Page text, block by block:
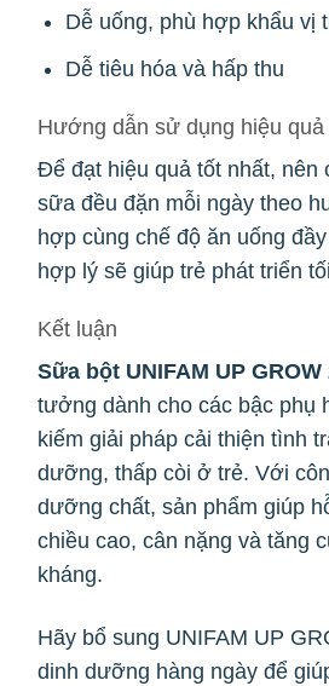
Dễ uống, phù hợp khẩu vị
Dễ tiêu hóa và hấp thu
Hướng dẫn sử dụng hiệu quả
Để đạt hiệu quả tốt nhất, nên
sữa đều đặn mỗi ngày theo
hợp cùng chế độ ăn uống
hợp lý sẽ giúp trẻ phát triển
Kết luận
Sữa bột UNIFAM UP GROW
tưởng dành cho các bậc phụ
kiếm giải pháp cải thiện tình
dưỡng, thấp còi ở trẻ. Với
dưỡng chất, sản phẩm giúp
chiều cao, cân nặng và tăng
kháng.
Hãy bổ sung UNIFAM UP
dinh dưỡng hàng ngày để